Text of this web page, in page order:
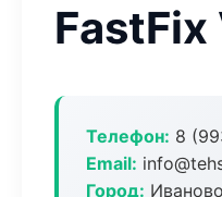
Телефон: 8
Email:
Город: Иваново